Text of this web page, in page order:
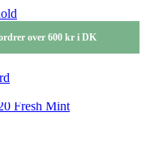
over 600 kr i DK